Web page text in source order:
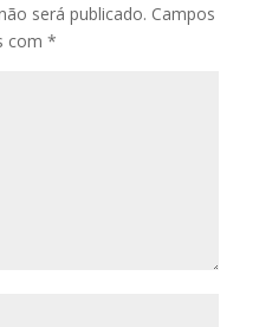
será publicado. Campos
com *